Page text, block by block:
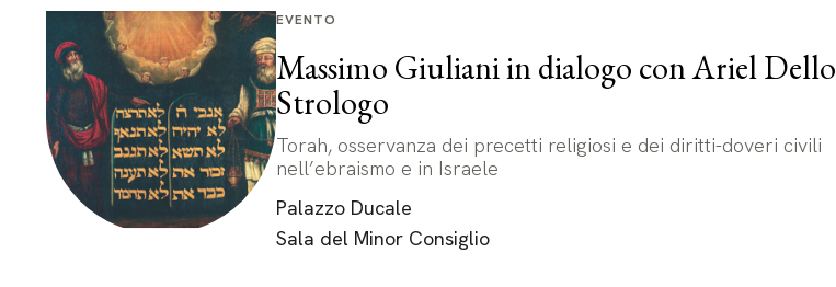
EVENTO
Massimo Giuliani in dialogo con Ariel Dello
Strologo
Torah, osservanza dei precetti religiosi e dei diritti-doveri civili
nell’ebraismo e in Israele
Palazzo Ducale
Sala del Minor Consiglio